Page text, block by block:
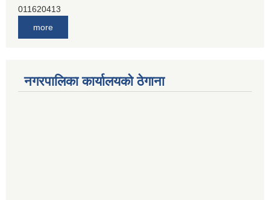
011620413
011620406
देव विकास बैंक, जलविरे
011403051
more
नगरपालिका कार्यालयको ठेगाना